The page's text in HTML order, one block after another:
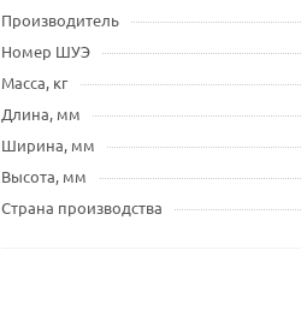
Производитель
Номер ШУЭ
Масса, кг
Длина, мм
Ширина, мм
Высота, мм
Страна производства